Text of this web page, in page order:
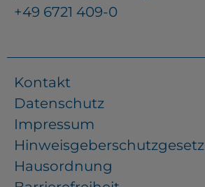
+49 6721 409-0
Kontakt
Datenschutz
Impressum
Hinweisgeberschutzgesetz
Hausordnung